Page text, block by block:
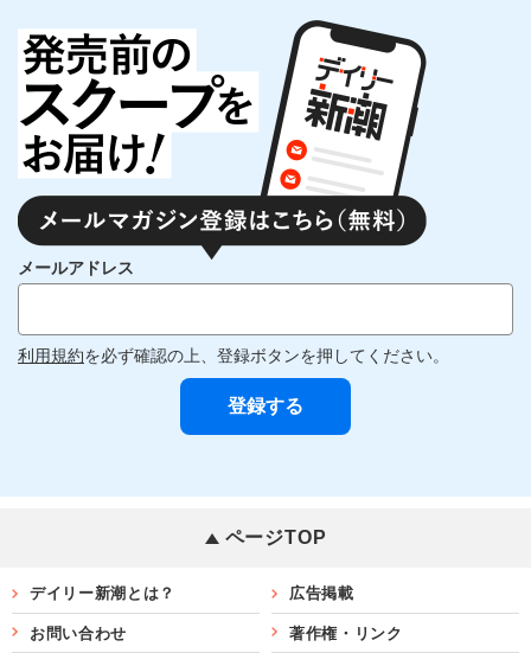
メールアドレス
利用規約を必ず確認の上、登録ボタンを押してください。
ページTOP
デイリー新潮とは？ 広告掲載
お問い合わせ 著作権・リンク